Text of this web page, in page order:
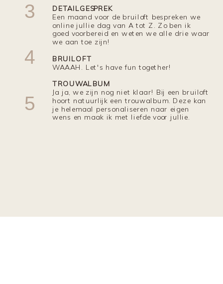
DETAILGESPREK
Een maand voor de bruiloft bespreken we
online jullie dag van A tot Z. Zo ben ik
goed voorbereid en weten we alle drie waar
we aan toe zijn!
BRUILOFT
WAAAH. Let's have fun together!
TROUWALBUM
Ja ja, we zijn nog niet klaar! Bij een bruiloft
hoort natuurlijk een trouwalbum. Deze kan
je helemaal personaliseren naar eigen
wens en maak ik met liefde voor jullie.
3
4
5